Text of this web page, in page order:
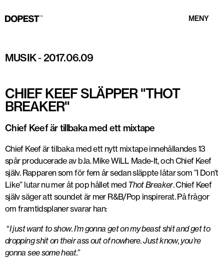
MENY
MUSIK-2017.06.09
CHIEF KEEF SLÄPPER "THOT
BREAKER"
Chief Keef är tillbaka med ett mixtape
Chief Keef är tilbaka med ett nytt mixtape innehållandes 13
spår producerade av b.la. Mike WiLL Made-It, och Chief Keef
själv. Rapparen som för fem år sedan släppte låtar som ”I Don’t
Like” lutar nu mer åt pop hållet med Thot Breaker. Chief Keef
själv säger att soundet är mer R&B/Pop inspirerat. På frågor
om framtidsplaner svarar han:
“I just want to show. I’m gonna get on my beast shit and get to
dropping shit on their ass out of nowhere. Just know, you’re
gonna see some heat.”